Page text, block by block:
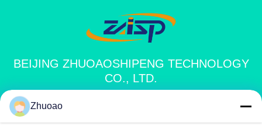
BEIJING ZHUOAOSHIPENG TECHNOLOGY
CO., LTD.
Zhuoao